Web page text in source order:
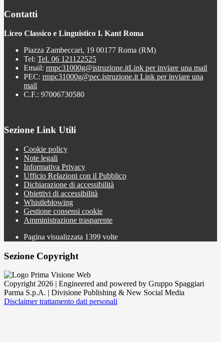
Contatti
Liceo Classico e Linguistico I. Kant Roma
Piazza Zambeccari, 19 00177 Roma (RM)
Tel: Tel. 06 121122525
Email: rmpc31000g@istruzione.itLink per inviare una mail
PEC: rmpc31000g@pec.istruzione.it Link per inviare una
mail
C.F.: 97006730580
Sezione Link Utili
Cookie policy
Note legali
Informativa Privacy
Ufficio Relazioni con il Pubblico
Dichiarazione di accessibilità
Obiettivi di accessibilità
Whistleblowing
Gestione consensi cookie
Amministrazione trasparente
Pagina visualizzata 1399 volte
Sezione Copyright
Copyright 2026 | Engineered and powered by Gruppo Spaggiari
Parma S.p.A. | Divisione Publishing & New Social Media
Disclaimer trattamento dati personali